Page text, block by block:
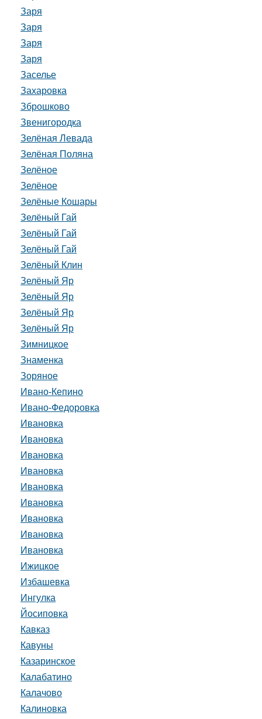
Заря
Заря
Заря
Заря
Заселье
Захаровка
Зброшково
Звенигородка
Зелёная Левада
Зелёная Поляна
Зелёное
Зелёное
Зелёные Кошары
Зелёный Гай
Зелёный Гай
Зелёный Гай
Зелёный Клин
Зелёный Яр
Зелёный Яр
Зелёный Яр
Зелёный Яр
Зимницкое
Знаменка
Зоряное
Ивано-Кепино
Ивано-Федоровка
Ивановка
Ивановка
Ивановка
Ивановка
Ивановка
Ивановка
Ивановка
Ивановка
Ивановка
Ижицкое
Избашевка
Ингулка
Йосиповка
Кавказ
Кавуны
Казаринское
Калабатино
Калачово
Калиновка